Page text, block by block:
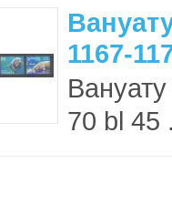
1167-
70 bl 45